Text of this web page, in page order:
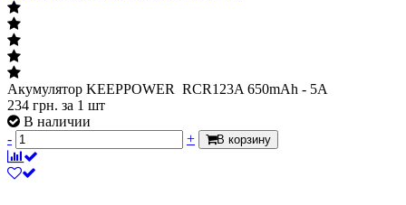
Акумулятор KEEPPOWER RCR123A 650mAh - 5A
234 грн. за 1 шт
В наличии
-
+ В корзину